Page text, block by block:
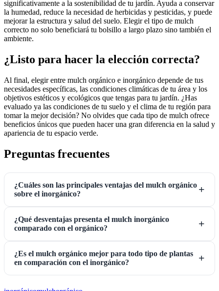
significativamente a la sostenibilidad de tu jardín. Ayuda a conservar
la humedad, reduce la necesidad de herbicidas y pesticidas, y puede
mejorar la estructura y salud del suelo. Elegir el tipo de mulch
correcto no solo beneficiará tu bolsillo a largo plazo sino también el
ambiente.
¿Listo para hacer la elección correcta?
Al final, elegir entre mulch orgánico e inorgánico depende de tus
necesidades específicas, las condiciones climáticas de tu área y los
objetivos estéticos y ecológicos que tengas para tu jardín. ¿Has
evaluado ya las condiciones de tu suelo y el clima de tu región para
tomar la mejor decisión? No olvides que cada tipo de mulch ofrece
beneficios únicos que pueden hacer una gran diferencia en la salud y
apariencia de tu espacio verde.
Preguntas frecuentes
¿Cuáles son las principales ventajas del mulch orgánico
sobre el inorgánico?
¿Qué desventajas presenta el mulch inorgánico
comparado con el orgánico?
¿Es el mulch orgánico mejor para todo tipo de plantas
en comparación con el inorgánico?